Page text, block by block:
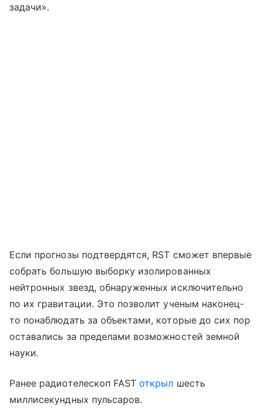
задачи».
Если прогнозы подтвердятся, RST сможет впервые
собрать большую выборку изолированных
нейтронных звезд, обнаруженных исключительно
по их гравитации. Это позволит ученым наконец-
то понаблюдать за объектами, которые до сих пор
оставались за пределами возможностей земной
науки.
Ранее радиотелескоп FASTоткрыл шесть
миллисекундных пульсаров.